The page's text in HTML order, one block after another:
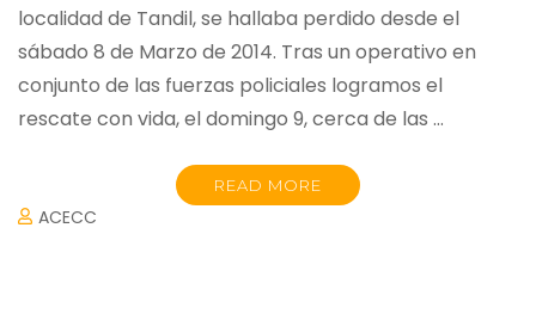
localidad de Tandil, se hallaba perdido desde el
sábado 8 de Marzo de 2014. Tras un operativo en
conjunto de las fuerzas policiales logramos el
rescate con vida, el domingo 9, cerca de las …
READ MORE
ACECC